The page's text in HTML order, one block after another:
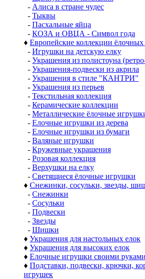
- Алиса в стране чудес
- Тыквы
- Пасхальные яйца
- КОЗА и ОВЦА - Символ года
♦ Европейские коллекции
- Игрушки на детскую елку
- Украшения из полистоуна
- Украшения-подвески из акрила
- Украшения в стиле "КАНТРИ"
- Украшения из перьев
- Текстильная коллекция
- Керамические коллекции
- Металлические ёлочные
- Елочные игрушки из дерева
- Елочные игрушки из бумаги
- Валяные игрушки
- Кружевные украшения
- Розовая коллекция
- Верхушки на елку
- Светящиеся ёлочные игрушки
♦ Снежинки, сосульки, звезды,
- Снежинки
- Сосульки
- Подвески
- Звезды
- Шишки
♦ Украшения для настольных елок
♦ Украшения для высоких елок
♦ Елочные игрушки своими руками
♦ Подставки, подвески, крючки,
игрушек